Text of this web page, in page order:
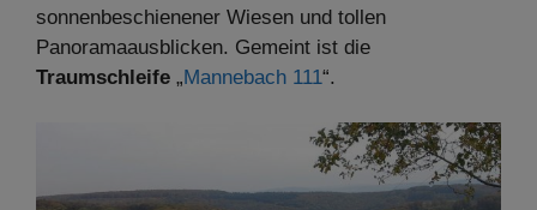
sonnenbeschienener Wiesen und tollen
Panoramaausblicken. Gemeint ist die
Traumschleife „Mannebach 111“.